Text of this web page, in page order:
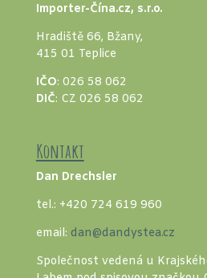
Importer-Čína.cz, s.r.o.
Hradiště 66, Bžany,
415 01 Teplice
IČO: 026 58 062
DIČ: CZ 026 58 062
Kontakt
Dan Drechsler
tel.: +420 724 619 960
email: dan@dandystea.cz
Společnost vedená u